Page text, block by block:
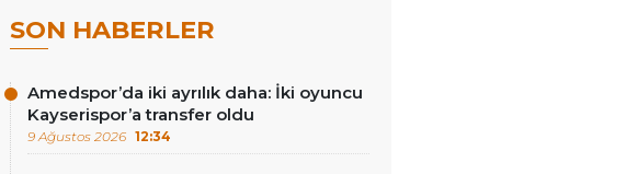
SON HABERLER
Amedspor’da iki ayrılık daha: İki oyuncu
Kayserispor’a transfer oldu
9 Ağustos 2026 12:34